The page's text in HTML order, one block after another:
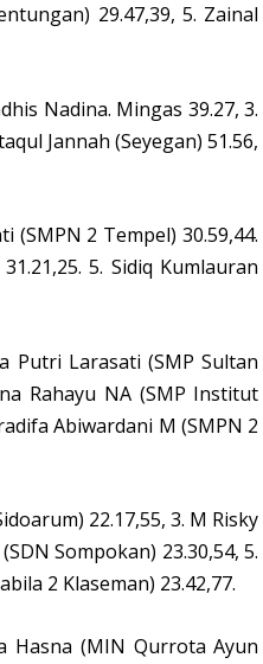
29.47,39, 5. Zainal
Nadina. Mingas 39.27, 3.
Jannah (Seyegan) 51.56,
(SMPN 2 Tempel) 30.59,44.
5. Sidiq Kumlauran
Putri Larasati (SMP Sultan
Rahayu NA (SMP Institut
Abiwardani M (SMPN 2
22.17,55, 3. M Risky
Sompokan) 23.30,54, 5.
2 Klaseman) 23.42,77.
Hasna (MIN Qurrota Ayun